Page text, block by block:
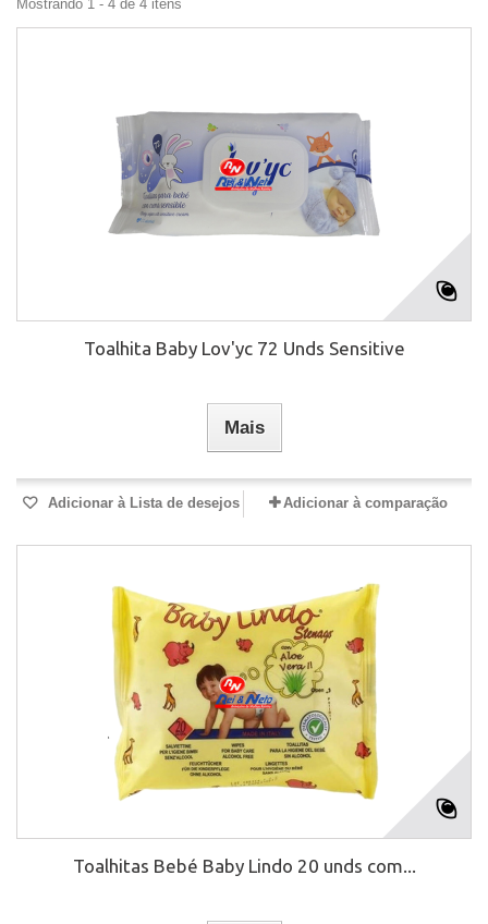
Mostrando 1 - 4 de 4 itens
Toalhita Baby Lov'yc 72 Unds Sensitive
Mais
Adicionar à Lista de desejos Adicionar à comparação
Toalhitas Bebé Baby Lindo 20 unds com...